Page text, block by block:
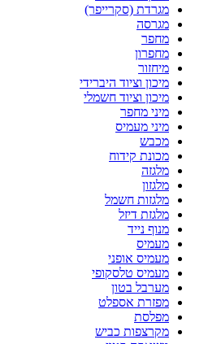
מגרדת (סקרייפר)
מגרסה
מחפר
מחפרון
מיחזור
מיכון וציוד היברידי
מיכון וציוד חשמלי
מיני מחפר
מיני מעמיס
מכבש
מכונת קידוח
מלגזה
מלגזון
מלגזות חשמל
מלגזת דיזל
מנוף נייד
מעמיס
מעמיס אופני
מעמיס טלסקופי
מערבל בטון
מפזרת אספלט
מפלסת
מקרצפות כביש